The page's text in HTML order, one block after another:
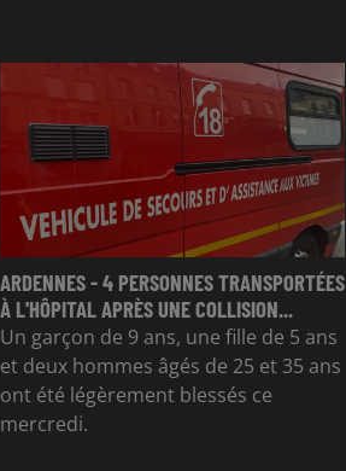
ARDENNES - 4 PERSONNES TRANSPORTÉES
À L'HÔPITAL APRÈS UNE COLLISION...
Un garçon de 9 ans, une fille de 5 ans
et deux hommes âgés de 25 et 35 ans
ont été légèrement blessés ce
mercredi.